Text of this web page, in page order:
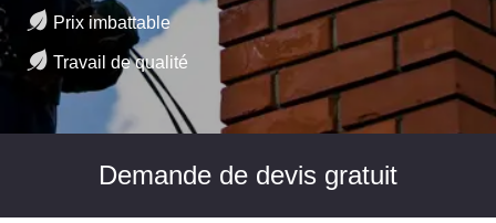
Prix imbattable
Travail de qualité
Demande de devis gratuit